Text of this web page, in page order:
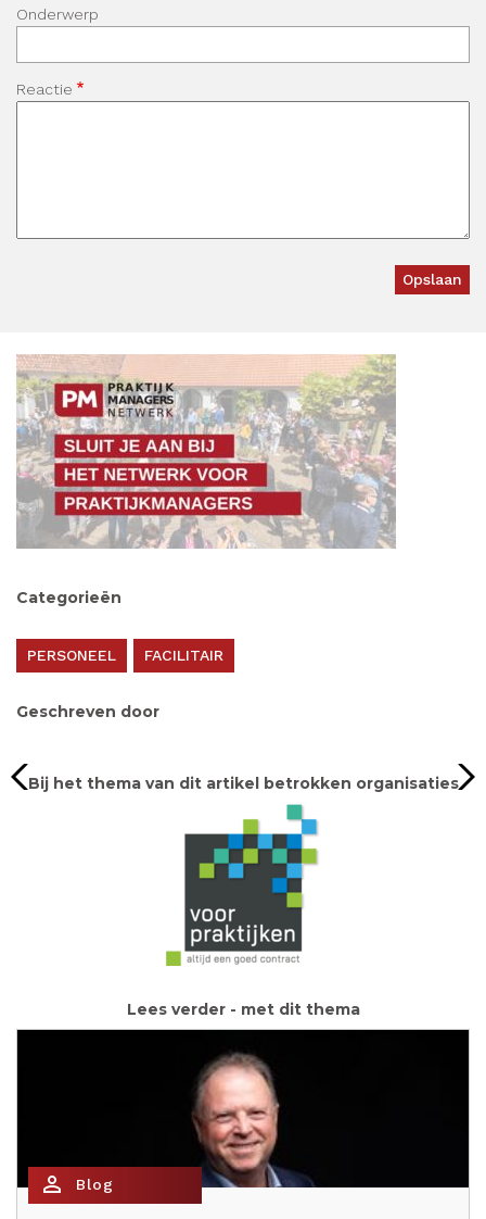
Onderwerp
Reactie
Categorieën
PERSONEEL FACILITAIR
Geschreven door
Bij het thema van dit artikel betrokken organisaties
Lees verder - met dit thema
person_outline Blog